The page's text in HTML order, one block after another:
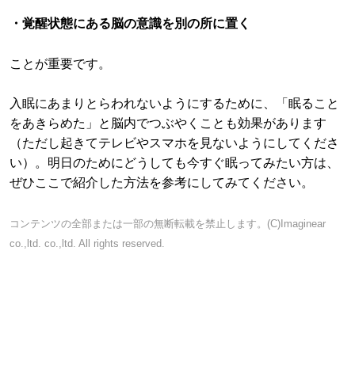
・覚醒状態にある脳の意識を別の所に置く
ことが重要です。
入眠にあまりとらわれないようにするために、「眠ること
をあきらめた」と脳内でつぶやくことも効果があります
（ただし起きてテレビやスマホを見ないようにしてくださ
い）。明日のためにどうしても今すぐ眠ってみたい方は、
ぜひここで紹介した方法を参考にしてみてください。
コンテンツの全部または一部の無断転載を禁止します。(C)Imaginear
co.,ltd. co.,ltd. All rights reserved.